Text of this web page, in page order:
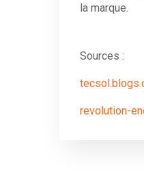
la marque.
Sources :
revolution-